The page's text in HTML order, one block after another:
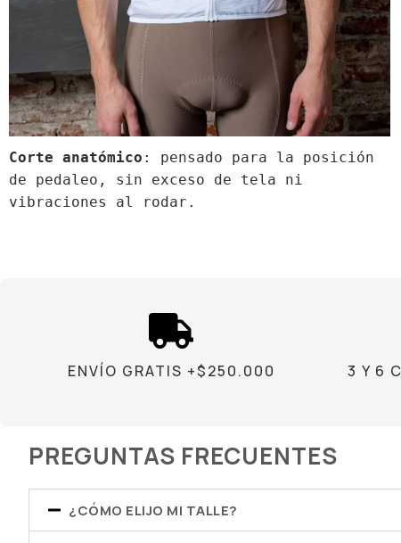
Corte anatómico : pensado para la posición
de pedaleo, sin exceso de tela ni
vibraciones al rodar.
ENVÍO GRATIS +$250.000 3 Y 6
PREGUNTAS FRECUENTES
¿CÓMO ELIJO MI TALLE?